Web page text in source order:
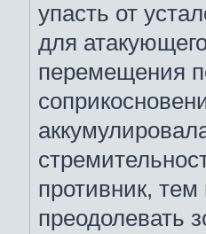
упасть от
для
перемещения
противник,
преодолевать